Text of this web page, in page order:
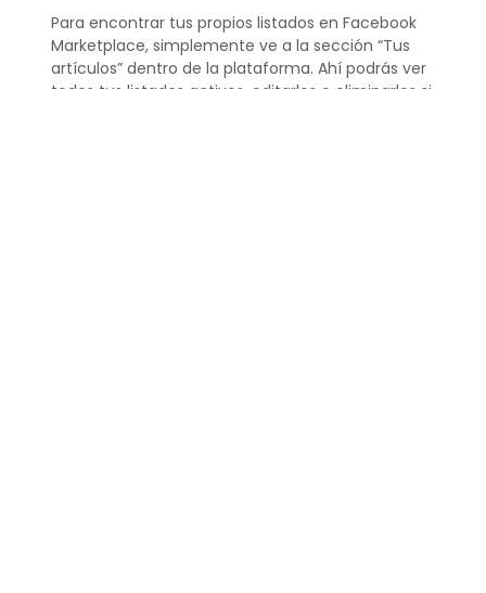
Para encontrar tus propios listados en Facebook
Marketplace, simplemente ve a la sección “Tus
artículos” dentro de la plataforma. Ahí podrás ver
todos tus listados activos, editarlos o eliminarlos si